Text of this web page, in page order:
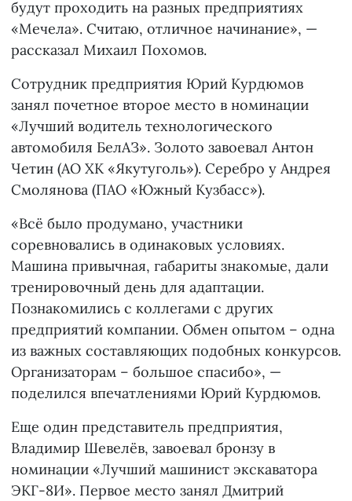
будут проходить на разных предприятиях
«Мечела». Считаю, отличное начинание», —
рассказал Михаил Похомов.
Сотрудник предприятия Юрий Курдюмов
занял почетное второе место в номинации
«Лучший водитель технологического
автомобиля БелАЗ». Золото завоевал Антон
Четин (АО ХК «Якутуголь»). Серебро у Андрея
Смолянова (ПАО «Южный Кузбасс»).
«Всё было продумано, участники
соревновались в одинаковых условиях.
Машина привычная, габариты знакомые, дали
тренировочный день для адаптации.
Познакомились с коллегами с других
предприятий компании. Обмен опытом – одна
из важных составляющих подобных конкурсов.
Организаторам – большое спасибо», —
поделился впечатлениями Юрий Курдюмов.
Еще один представитель предприятия,
Владимир Шевелёв, завоевал бронзу в
номинации «Лучший машинист экскаватора
ЭКГ-8И». Первое место занял Дмитрий